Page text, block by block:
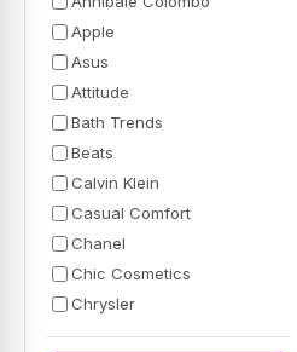
Apple
Asus
Attitude
Bath Trends
Beats
Calvin Klein
Casual Comfort
Chanel
Chic Cosmetics
Chrysler